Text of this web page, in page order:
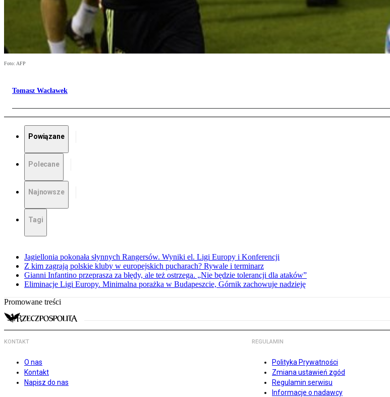
Foto: AFP
Tomasz Wacławek
Powiązane
Polecane
Najnowsze
Tagi
Jagiellonia pokonała słynnych Rangersów. Wyniki el. Ligi Europy i Konferencji
Z kim zagrają polskie kluby w europejskich pucharach? Rywale i terminarz
Gianni Infantino przeprasza za błędy, ale też ostrzega. „Nie będzie tolerancji dla ataków”
Eliminacje Ligi Europy. Minimalna porażka w Budapeszcie, Górnik zachowuje nadzieję
Promowane treści
KONTAKT
O nas
Kontakt
Napisz do nas
REGULAMIN
Polityka Prywatności
Zmiana ustawień zgód
Regulamin serwisu
Informacje o nadawcy